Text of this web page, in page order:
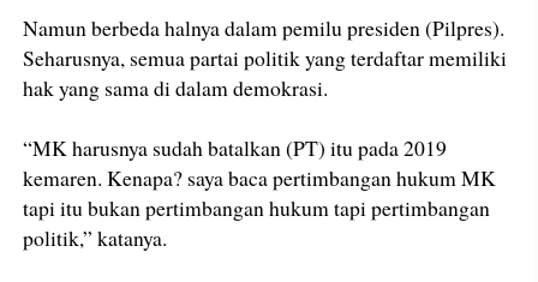
Namun berbeda halnya dalam pemilu presiden (Pilpres).
Seharusnya, semua partai politik yang terdaftar memiliki
hak yang sama di dalam demokrasi.
“MK harusnya sudah batalkan (PT) itu pada 2019
kemaren. Kenapa? saya baca pertimbangan hukum MK
tapi itu bukan pertimbangan hukum tapi pertimbangan
politik,” katanya.